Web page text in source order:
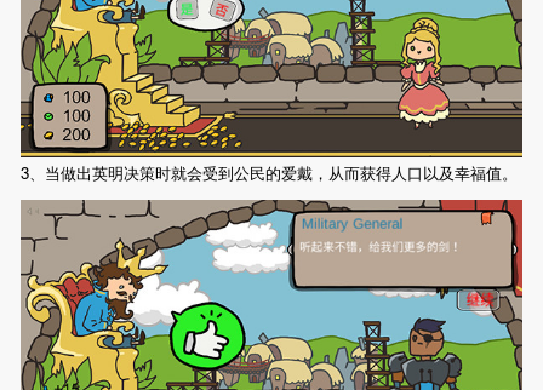
3、当做出英明决策时就会受到公民的爱戴，从而获得人口以及幸福值。